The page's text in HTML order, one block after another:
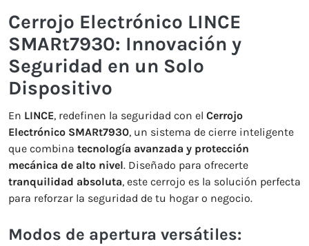
Cerrojo Electrónico LINCE
SMARt7930: Innovación y
Seguridad en un Solo
Dispositivo
En LINCE, redefinen la seguridad con el Cerrojo
Electrónico SMARt7930, un sistema de cierre inteligente
que combina tecnología avanzada y protección
mecánica de alto nivel. Diseñado para ofrecerte
tranquilidad absoluta, este cerrojo es la solución perfecta
para reforzar la seguridad de tu hogar o negocio.
Modos de apertura versátiles: